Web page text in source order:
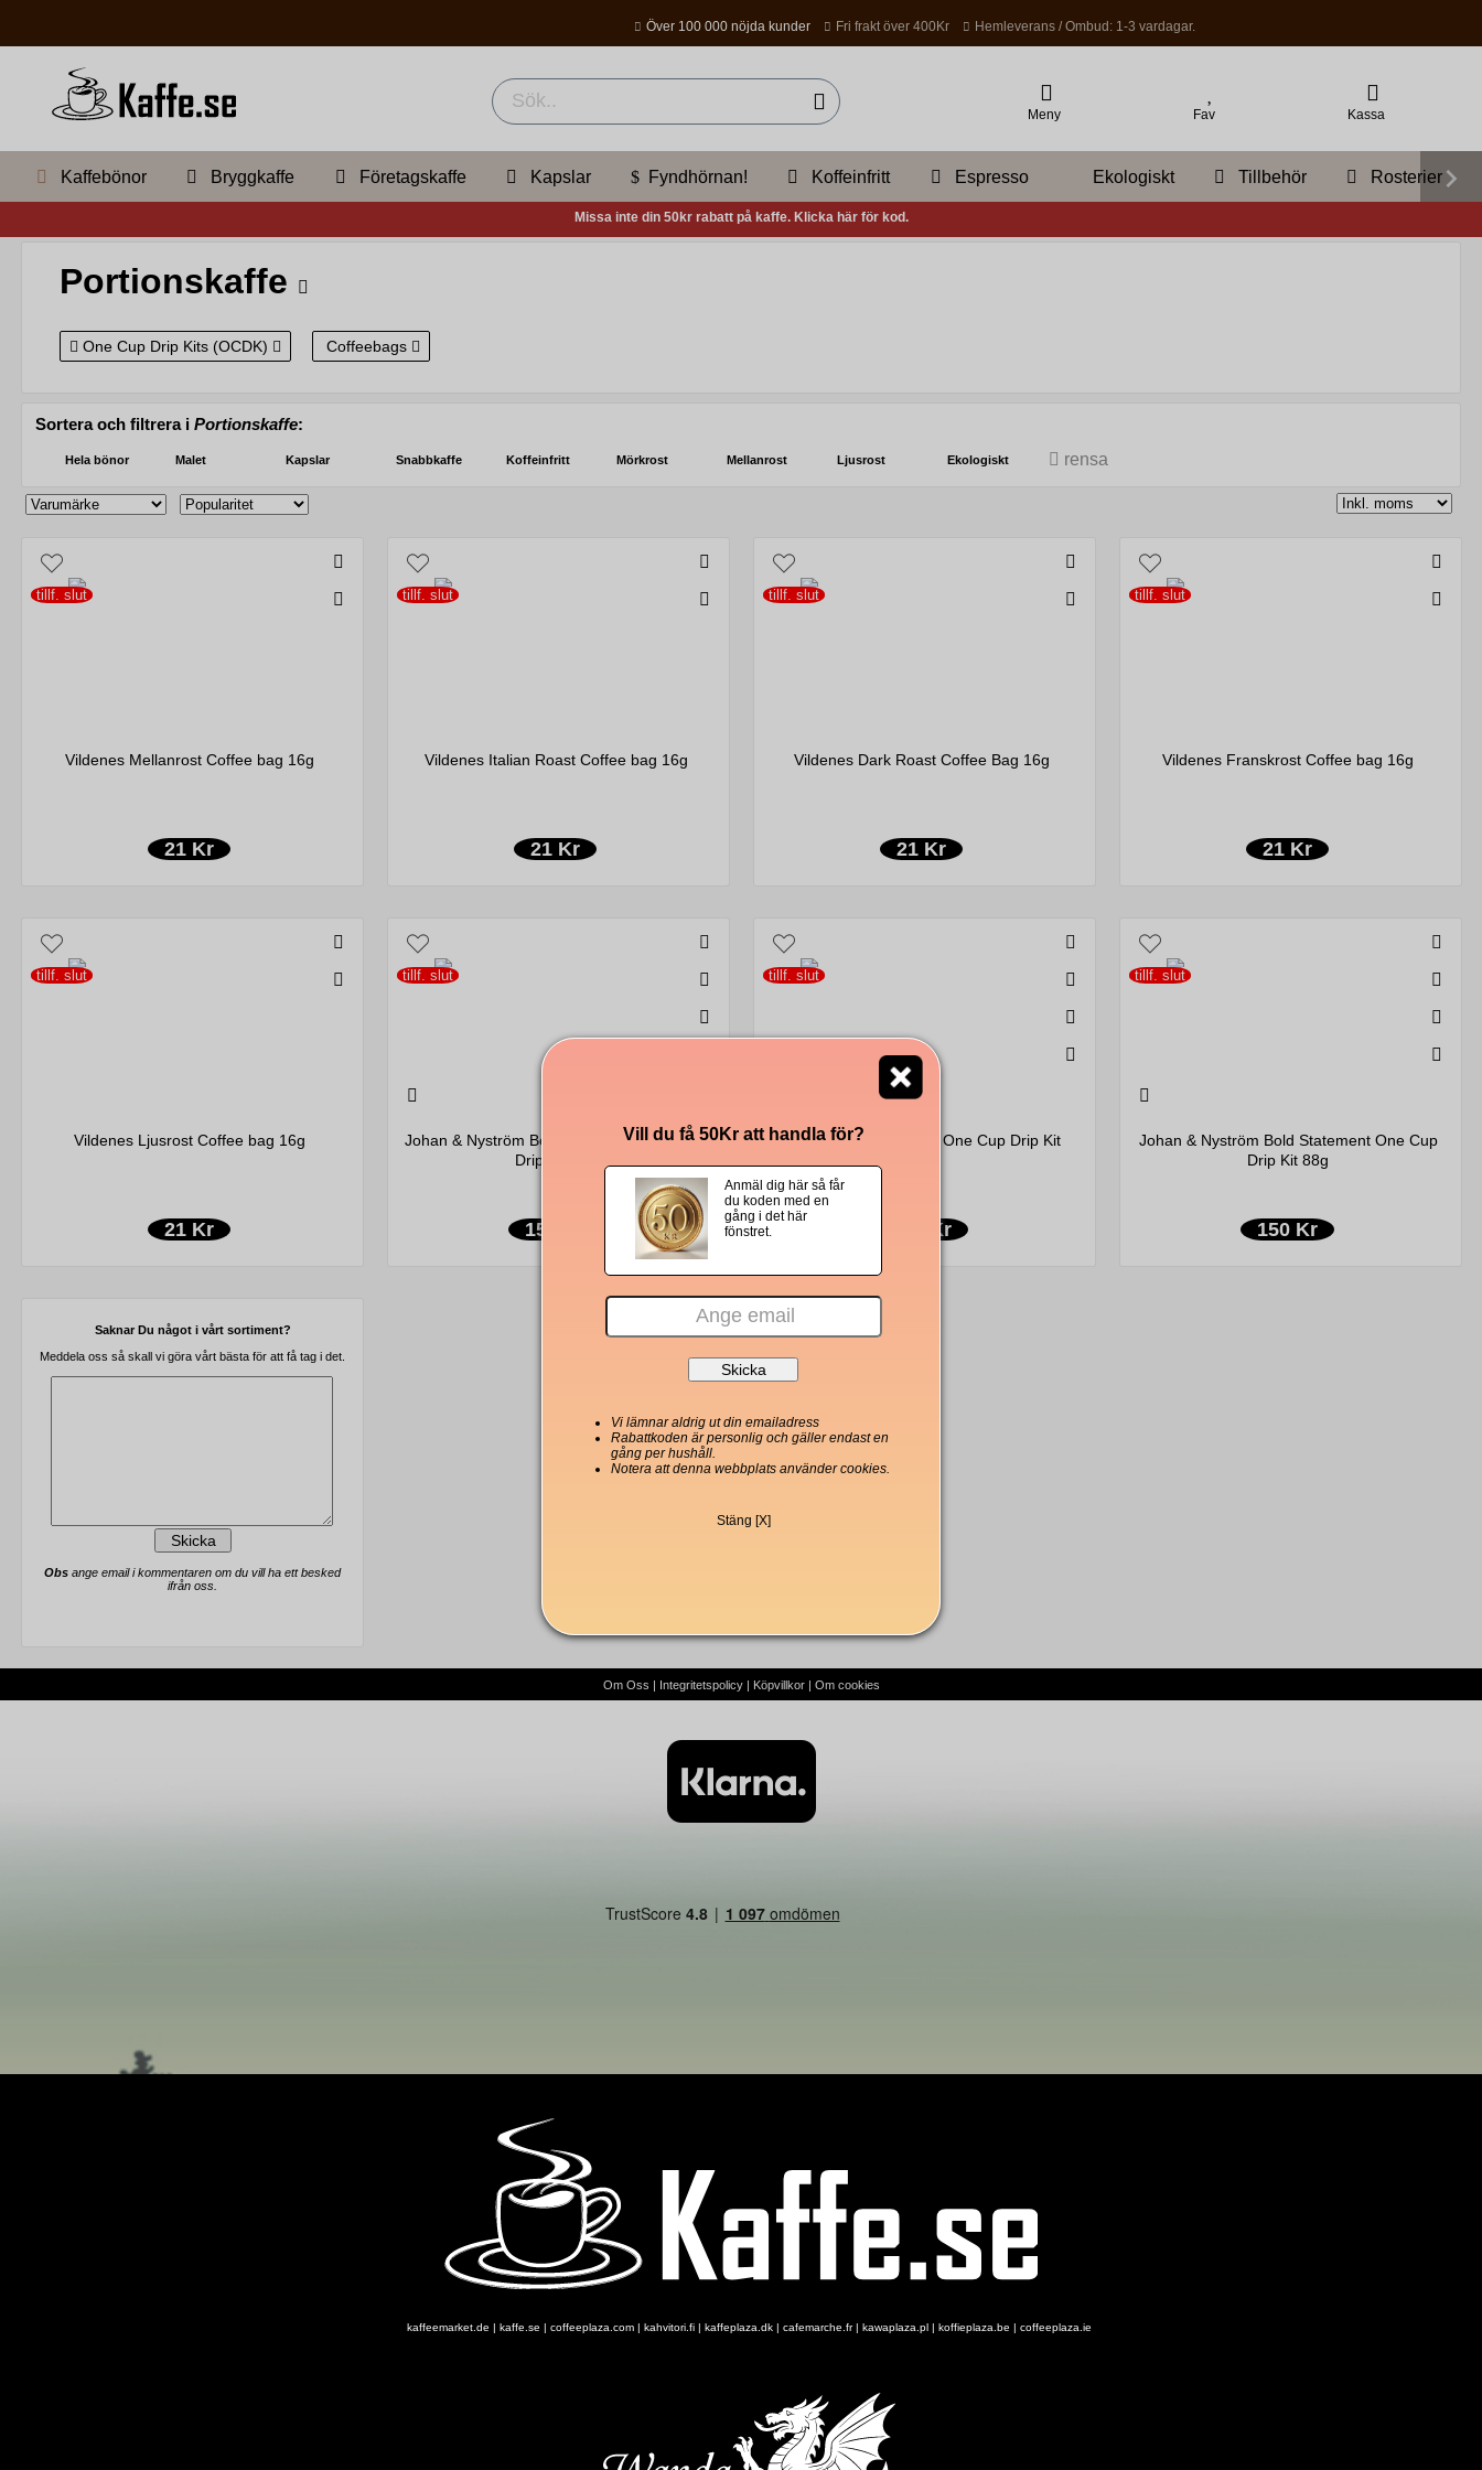
Över 100 000 nöjda kunder Fri frakt över 400Kr Hemleverans / Ombud: 1-3 vardagar.
Meny Fav Kassa
Kaffebönor Bryggkaffe Företagskaffe Kapslar Fyndhörnan! Koffeinfritt Espresso Ekologiskt Tillbehör Rosterier
Missa inte din 50kr rabatt på kaffe. Klicka här för kod.
Portionskaffe
One Cup Drip Kits (OCDK) Coffeebags
Sortera och filtrera iPortionskaffe:
Hela bönor Malet Kapslar Snabbkaffe Koffeinfritt Mörkrost Mellanrost Ljusrost Ekologiskt rensa
tillf. slut
Vildenes Mellanrost Coffee bag 16g
21 Kr
tillf. slut
Vildenes Italian Roast Coffee bag 16g
21 Kr
tillf. slut
Vildenes Dark Roast Coffee Bag 16g
21 Kr
tillf. slut
Vildenes Franskrost Coffee bag 16g
21 Kr
tillf. slut
Vildenes Ljusrost Coffee bag 16g
21 Kr
tillf. slut
Johan & Nyström Bourbon Jungle One Cup
Drip Kit 88g
150 Kr
tillf. slut
Johan & Nyström Fika One Cup Drip Kit
169 Kr
tillf. slut
Johan & Nyström Bold Statement One Cup
Drip Kit 88g
150 Kr
Saknar Du något i vårt sortiment?
Meddela oss så skall vi göra vårt bästa för att få tag i det.
Obs ange email i kommentaren om du vill ha ett besked
ifrån oss.
Om Oss | Integritetspolicy| Köpvillkor| Om cookies
kaffeemarket.de | kaffe.se | coffeeplaza.com | kahvitori.fi | kaffeplaza.dk | cafemarche.fr| kawaplaza.pl | koffieplaza.be | coffeeplaza.ie
Vill du få 50Kr att handla för?
Anmäl dig här så får
du koden med en
gång i det här
fönstret.
Vi lämnar aldrig ut din emailadress
Rabattkoden är personlig och gäller endast en
gång per hushåll.
Notera att denna webbplats använder cookies.
Stäng [X]